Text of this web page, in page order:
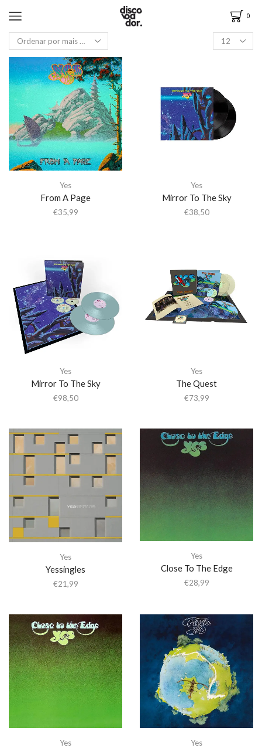
0
Yes
From A Page
€35,99
Yes
Mirror To The Sky
€38,50
Yes
Mirror To The Sky
€98,50
Yes
The Quest
€73,99
Yes
Yessingles
€21,99
Yes
Close To The Edge
€28,99
Yes Yes